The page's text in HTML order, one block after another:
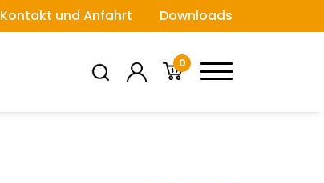
Kontakt und Anfahrt Downloads
0